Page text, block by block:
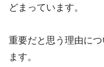
どまっています。
重要だと思う理由に
ます。